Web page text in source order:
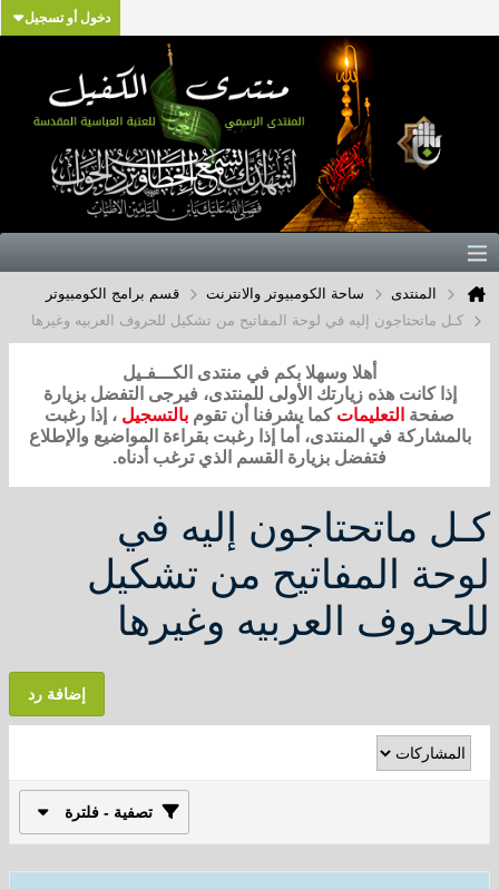
دخول أو تسجيل
المنتدى ساحة الكومبيوتر والانترنت
قسم برامج الكومبيوتر
كـل ماتحتاجون إليه في لوحة المفاتيح من تشكيل للحروف العربيه وغيرها
أهلا وسهلا بكم في منتدى الكـــفـيل
إذا كانت هذه زيارتك الأولى للمنتدى، فيرجى التفضل بزيارة
صفحة التعليمات كما يشرفنا أن تقوم بالتسجيل ، إذا رغبت
بالمشاركة في المنتدى، أما إذا رغبت بقراءة المواضيع والإطلاع
فتفضل بزيارة القسم الذي ترغب أدناه.
كـل ماتحتاجون إليه في
لوحة المفاتيح من تشكيل
للحروف العربيه وغيرها
إضافة رد
تصفية - فلترة